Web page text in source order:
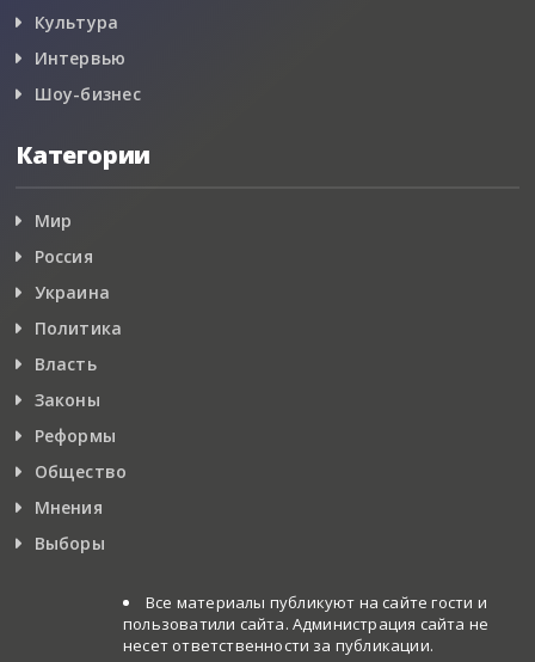
Культура
Интервью
Шоу-бизнес
Категории
Мир
Россия
Украина
Политика
Власть
Законы
Реформы
Общество
Мнения
Выборы
Все материалы публикуют на сайте гости и
пользоватили сайта. Администрация сайта не
несет ответственности за публикации.